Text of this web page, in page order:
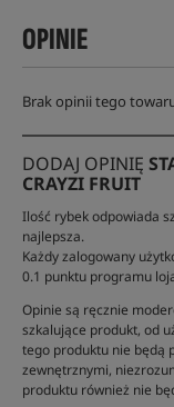
OPINIE
Brak opinii tego
DODAJ OPINIĘ
CRAYZI FRUIT
Ilość rybek odpowiada
najlepsza.
Każdy zalogowany
0.1 punktu programu
Opinie są ręcznie
szkalujące produkt, od
tego produktu nie będą
zewnętrznymi,
produktu również nie